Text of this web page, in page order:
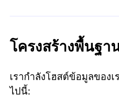
โครงสร้างพื้นฐา
เรากำลังโฮสต์ข้อมูลของ
ไปนี้: